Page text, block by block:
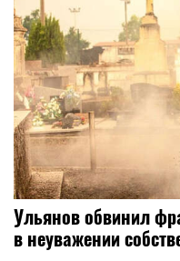
Ульянов обвинил
в неуважении